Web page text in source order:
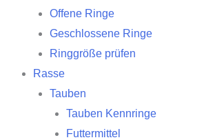
Offene Ringe
Geschlossene Ringe
Ringgröße prüfen
Rasse
Tauben
Tauben Kennringe
Futtermittel